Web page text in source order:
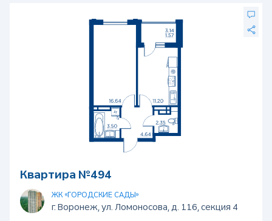
Квартира №494
ЖК «ГОРОДСКИЕ САДЫ»
г. Воронеж, ул. Ломоносова, д. 116, секция 4